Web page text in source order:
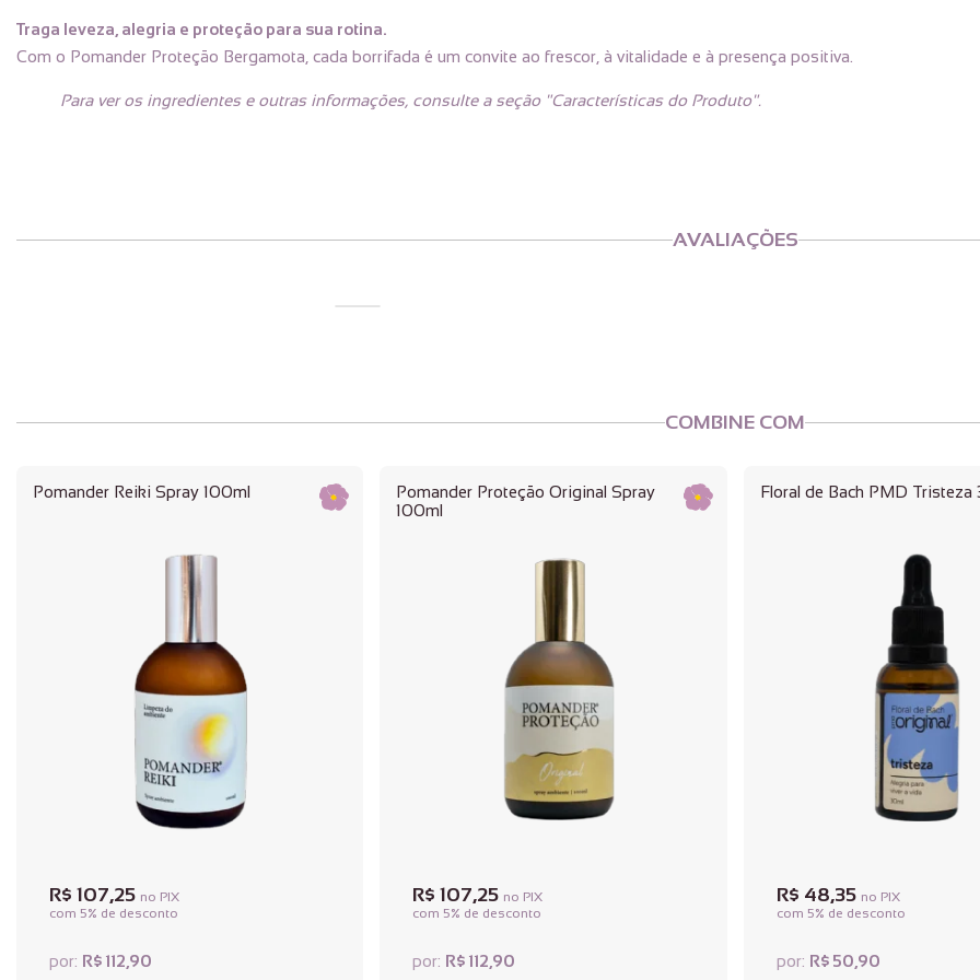
Traga leveza, alegria e proteção para sua rotina.
Com o Pomander Proteção Bergamota, cada borrifada é um convite ao frescor, à vitalidade e à presença positiva.
Para ver os ingredientes e outras informações, consulte a seção "Características do Produto".
AVALIAÇÕES
COMBINE COM
Pomander Reiki Spray 100ml
R$ 107,25 no PIX
com 5% de desconto
R$ 112,90
Pomander Proteção Original Spray
100ml
R$ 107,25 no PIX
com 5% de desconto
R$ 112,90
Floral de Bach PMD Tristeza
R$ 48,35 no PIX
com 5% de desconto
R$ 50,90